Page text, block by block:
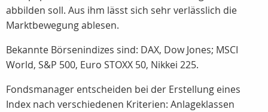
abbilden soll. Aus ihm lässt sich sehr verlässlich die
Marktbewegung ablesen.
Bekannte Börsenindizes sind: DAX, Dow Jones; MSCI
World, S&P 500, Euro STOXX 50, Nikkei 225.
Fondsmanager entscheiden bei der Erstellung eines
Index nach verschiedenen Kriterien: Anlageklassen